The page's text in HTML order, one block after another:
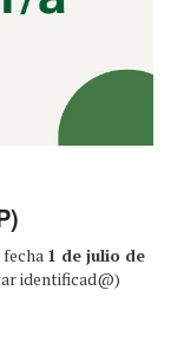
fecha 1 de julio de
identificad@)